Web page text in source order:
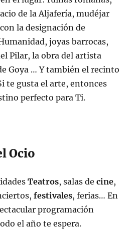
de la Aljafería, mudéjar
la designación de
joyas barrocas,
Pilar, la obra del artista
Goya … Y también el recinto
te gusta el arte, entonces
perfecto para Ti.
Ocio
Teatros, salas decine,
festivales, ferias… En
programación
el año te espera.